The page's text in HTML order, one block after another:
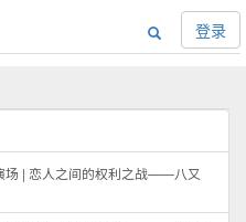
登录
场 | 恋人之间的权利之战——八又